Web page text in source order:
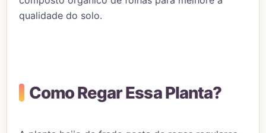
qualidade do solo.
Como Regar Essa Planta?